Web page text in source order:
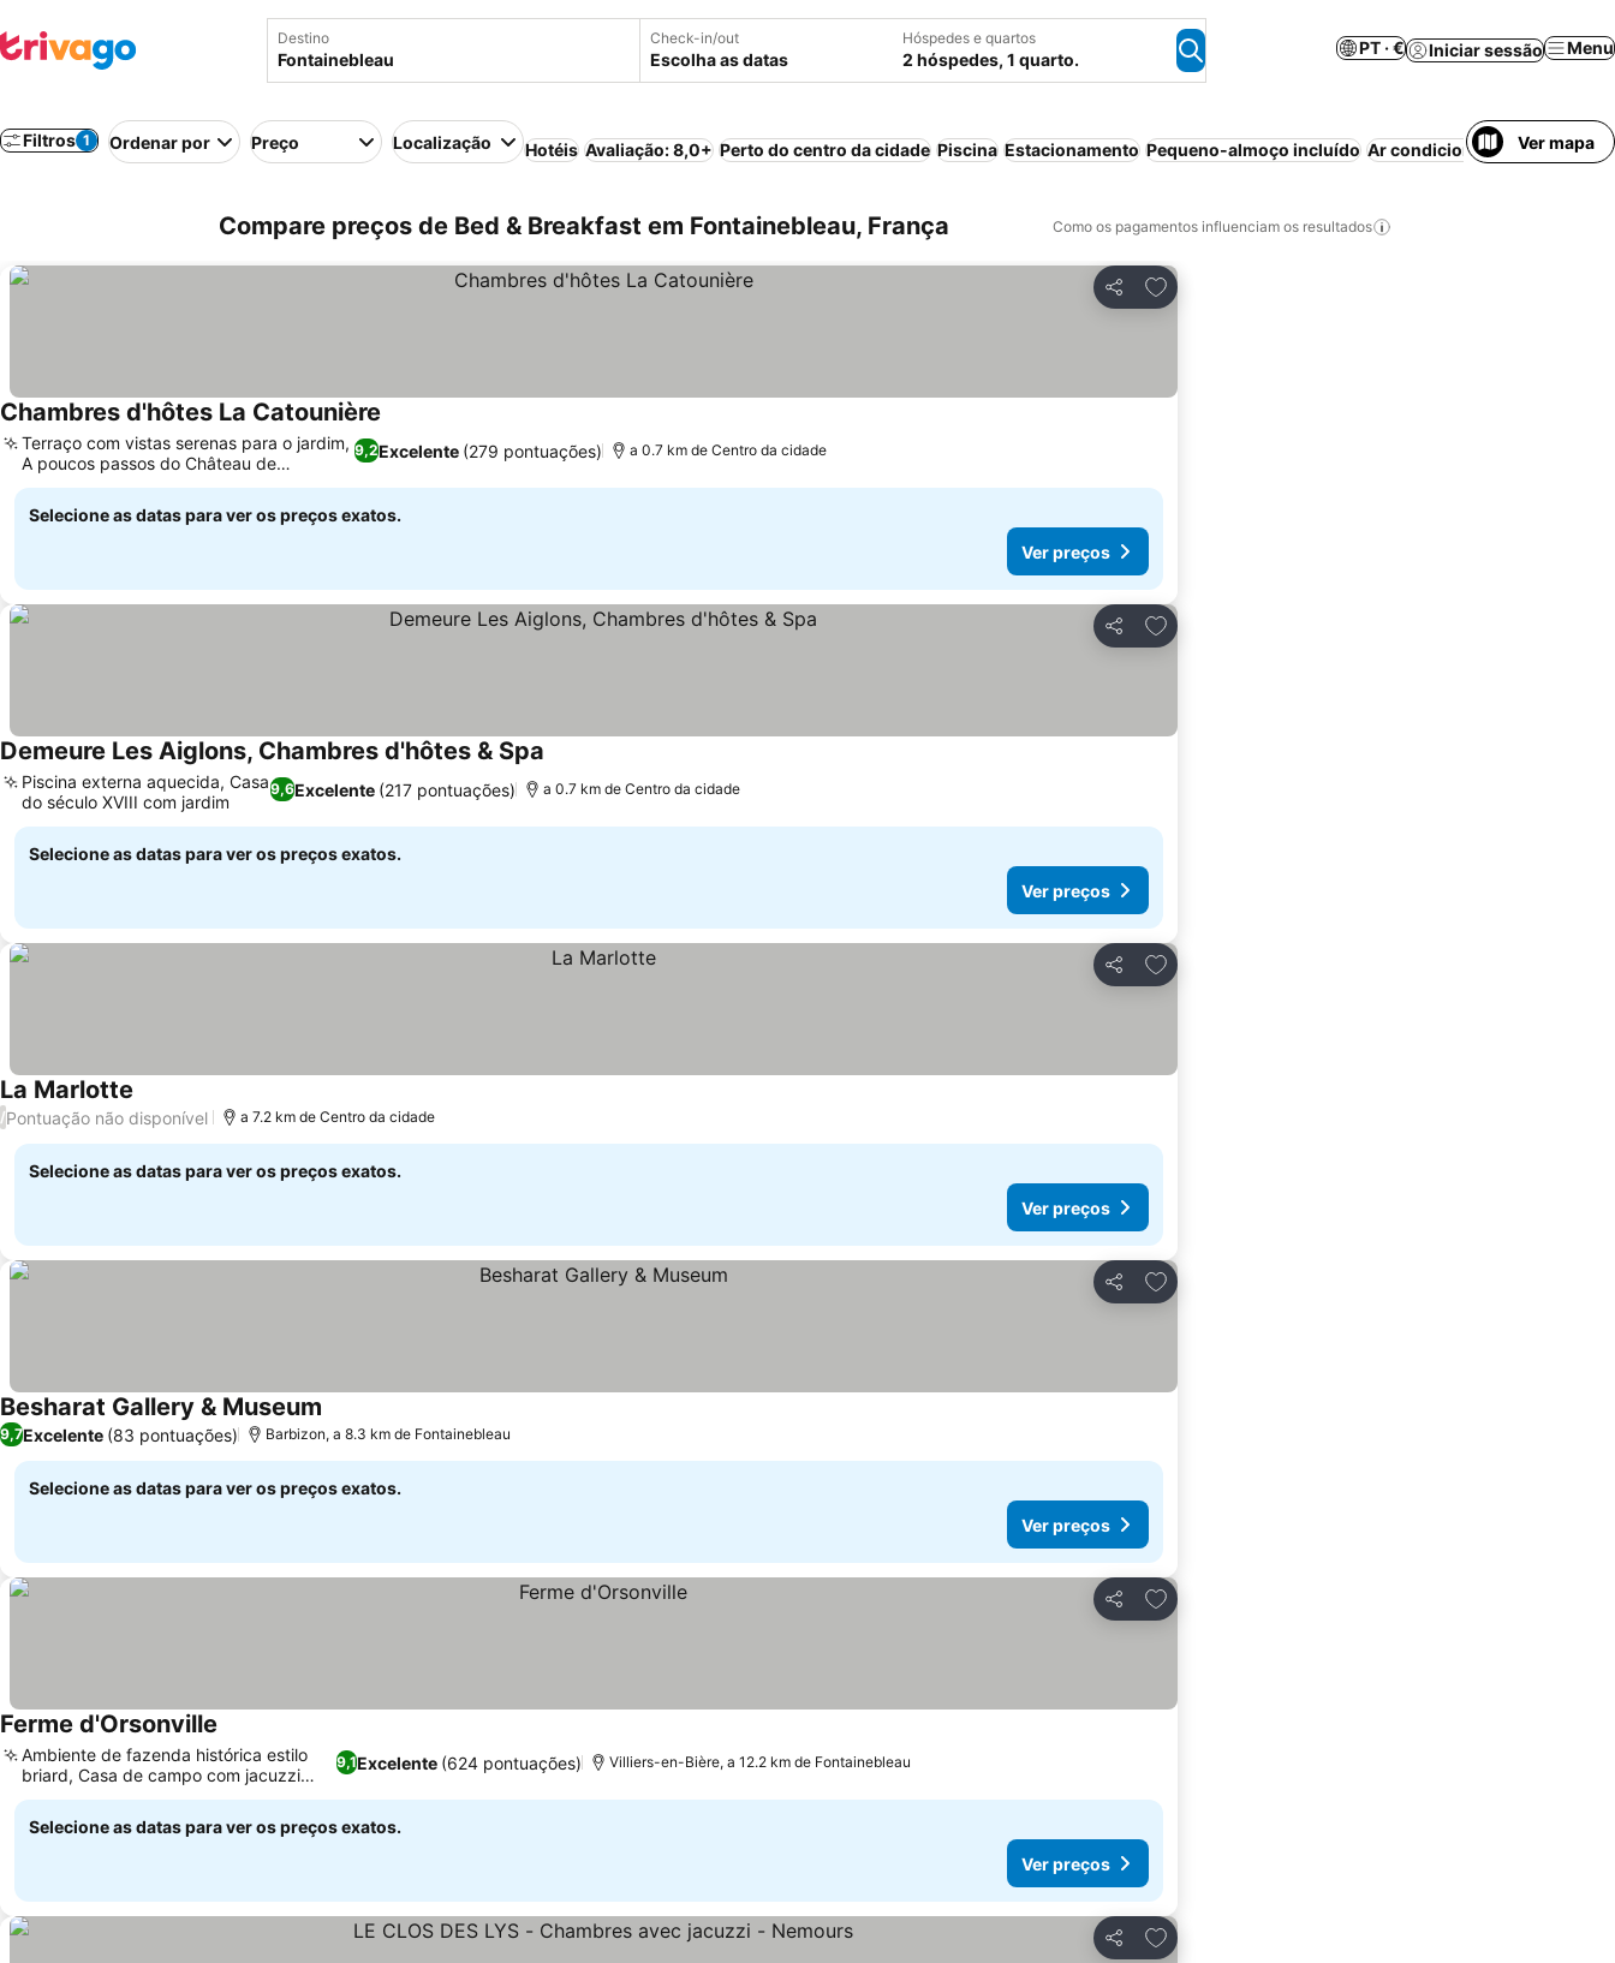
Destino Check-in/out
Escolha as datas
Hóspedes e quartos
2 hóspedes, 1 quarto.
PT · € Iniciar sessão Menu
Filtros 1 Ordenar por Preço Localização Hotéis Avaliação: 8,0+ Perto do centro da cidade Piscina Estacionamento Pequeno-almoço incluído Ar condicionado Aparthotel
Ver mapa
Compare preços de Bed & Breakfast em Fontainebleau, França Como os pagamentos influenciam os resultados
Partilhar
Adicionar aos favoritos
Chambres d'hôtes La Catounière
9,2Excelente (279 pontuações)
Terraço com vistas serenas para o jardim,
A poucos passos do Château de
Fontainebleau
a 0.7 km de Centro da cidade
Selecione as datas para ver os preços exatos.
Ver preços
Partilhar
Adicionar aos favoritos
Demeure Les Aiglons, Chambres d'hôtes & Spa
9,6Excelente (217 pontuações)
Piscina externa aquecida, Casa
do século XVIII com jardim
a 0.7 km de Centro da cidade
Selecione as datas para ver os preços exatos.
Ver preços
Partilhar
Adicionar aos favoritos
La Marlotte
/Pontuação não disponível a 7.2 km de Centro da cidade
Selecione as datas para ver os preços exatos.
Ver preços
Partilhar
Adicionar aos favoritos
Besharat Gallery & Museum
9,7Excelente (83 pontuações) Barbizon, a 8.3 km de Fontainebleau
Selecione as datas para ver os preços exatos.
Ver preços
Partilhar
Adicionar aos favoritos
Ferme d'Orsonville
9,1Excelente (624 pontuações)
Ambiente de fazenda histórica estilo
briard, Casa de campo com jacuzzi
privativa
Villiers-en-Bière, a 12.2 km de Fontainebleau
Selecione as datas para ver os preços exatos.
Ver preços
Partilhar
Adicionar aos favoritos